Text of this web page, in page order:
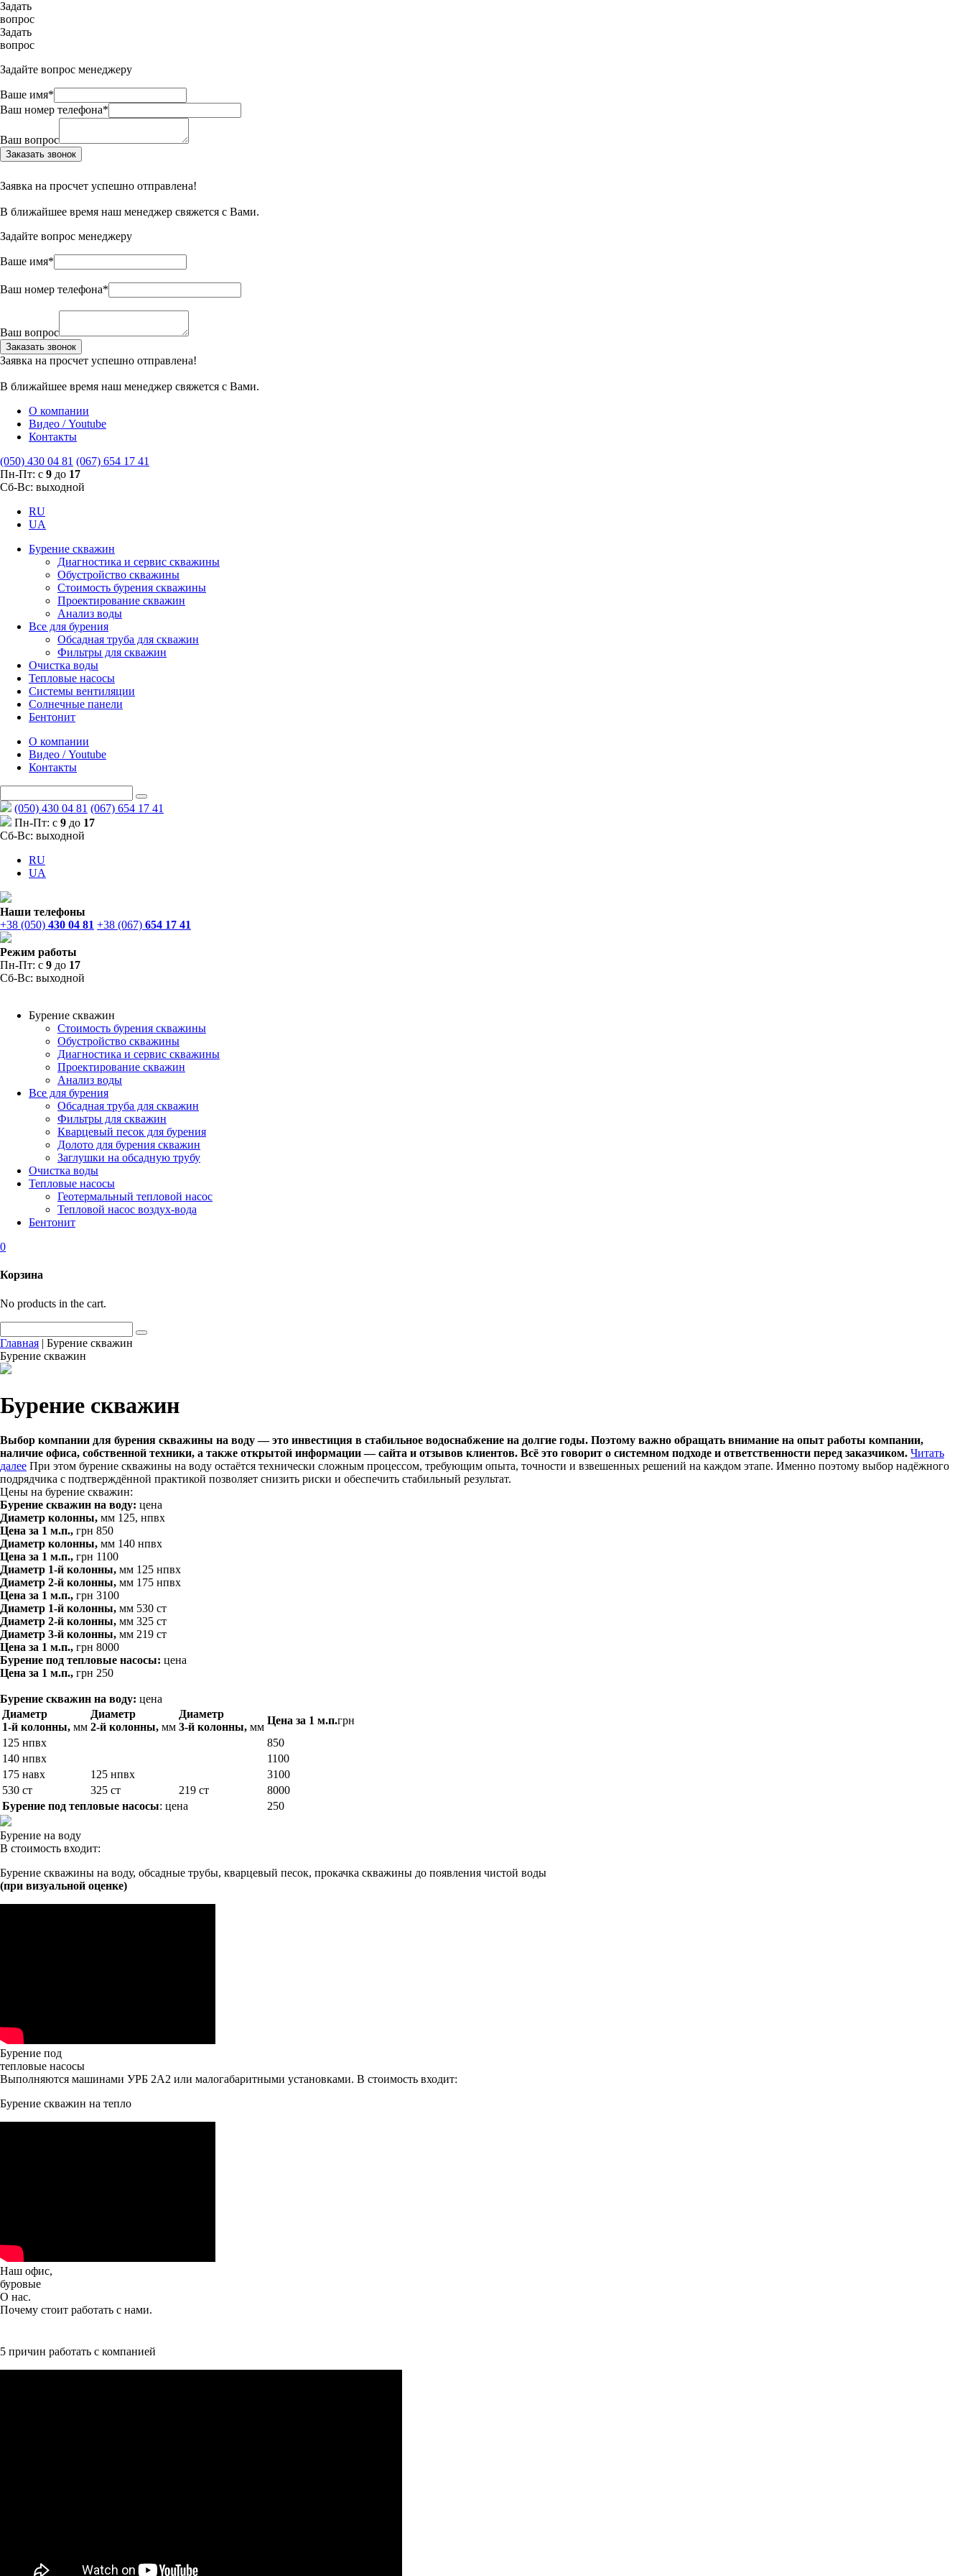
Задать
вопрос
Задать
вопрос
Задайте вопрос менеджеру
Ваше имя*
Ваш номер телефона*
Ваш вопрос
Заказать звонок
Заявка на просчет успешно отправлена!
В ближайшее время наш менеджер свяжется с Вами.
Задайте вопрос менеджеру
Ваше имя*
Ваш номер телефона*
Ваш вопрос
Заказать звонок
Заявка на просчет успешно отправлена!
В ближайшее время наш менеджер свяжется с Вами.
О компании
Видео / Youtube
Контакты
(050) 430 04 81 (067) 654 17 41
Пн-Пт: с 9 до 17
Сб-Вс: выходной
RU
UA
Бурение скважин
Диагностика и сервис скважины
Обустройство скважины
Стоимость бурения скважины
Проектирование скважин
Анализ воды
Все для бурения
Обсадная труба для скважин
Фильтры для скважин
Очистка воды
Тепловые насосы
Системы вентиляции
Солнечные панели
Бентонит
О компании
Видео / Youtube
Контакты
(050) 430 04 81 (067) 654 17 41
Пн-Пт: с 9 до 17
Сб-Вс: выходной
RU
UA
Наши телефоны
+38 (050) 430 04 81 +38 (067) 654 17 41
Режим работы
Пн-Пт: с 9 до 17
Сб-Вс: выходной
Бурение скважин
Стоимость бурения скважины
Обустройство скважины
Диагностика и сервис скважины
Проектирование скважин
Анализ воды
Все для бурения
Обсадная труба для скважин
Фильтры для скважин
Кварцевый песок для бурения
Долото для бурения скважин
Заглушки на обсадную трубу
Очистка воды
Тепловые насосы
Геотермальный тепловой насос
Тепловой насос воздух-вода
Бентонит
0
Корзина
No products in the cart.
Главная | Бурение скважин
Бурение скважин
Бурение скважин
Выбор компании для бурения скважины на воду — это инвестиция в стабильное водоснабжение на долгие годы. Поэтому важно обращать внимание на опыт работы компании,
наличие офиса, собственной техники, а также открытой информации — сайта и отзывов клиентов. Всё это говорит о системном подходе и ответственности перед заказчиком. Читать
далее При этом бурение скважины на воду остаётся технически сложным процессом, требующим опыта, точности и взвешенных решений на каждом этапе. Именно поэтому выбор надёжного
подрядчика с подтверждённой практикой позволяет снизить риски и обеспечить стабильный результат.
Цены на бурение скважин:
Бурение скважин на воду: цена
Диаметр колонны, мм 125, нпвх
Цена за 1 м.п., грн 850
Диаметр колонны, мм 140 нпвх
Цена за 1 м.п., грн 1100
Диаметр 1-й колонны, мм 125 нпвх
Диаметр 2-й колонны, мм 175 нпвх
Цена за 1 м.п., грн 3100
Диаметр 1-й колонны, мм 530 ст
Диаметр 2-й колонны, мм 325 ст
Диаметр 3-й колонны, мм 219 ст
Цена за 1 м.п., грн 8000
Бурение под тепловые насосы: цена
Цена за 1 м.п., грн 250
Бурение скважин на воду: цена
Диаметр
1-й колонны, мм
Диаметр
2-й колонны, мм
Диаметр
3-й колонны, мм
Цена за 1 м.п.грн
125 нпвх
850
140 нпвх
1100
175 навх
125 нпвх
3100
530 ст
325 ст 219 ст
8000
Бурение под тепловые насосы: цена 250
Бурение на воду
В стоимость входит:
Бурение скважины на воду, обсадные трубы, кварцевый песок, прокачка скважины до появления чистой воды
(при визуальной оценке)
Бурение под
тепловые насосы
Выполняются машинами УРБ 2А2 или малогабаритными установками. В стоимость входит:
Бурение скважин на тепло
Наш офис,
буровые
О нас.
Почему стоит работать с нами.
5 причин работать с компанией